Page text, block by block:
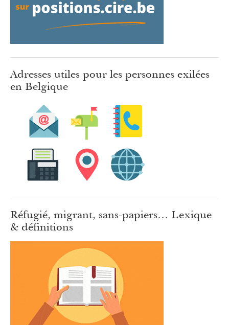
Adresses utiles pour les personnes exilées
en Belgique
Réfugié, migrant, sans-papiers… Lexique
& définitions